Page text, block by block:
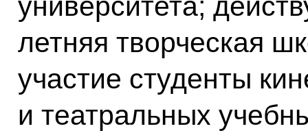
летняя творческая
участие студенты
и театральных